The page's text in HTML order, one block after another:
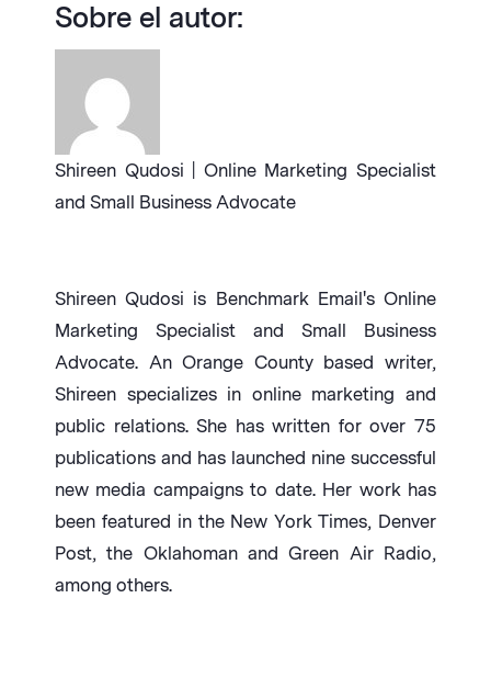
Sobre el autor:
Shireen Qudosi | Online Marketing Specialist
and Small Business Advocate
Shireen Qudosi is Benchmark Email's Online
Marketing Specialist and Small Business
Advocate. An Orange County based writer,
Shireen specializes in online marketing and
public relations. She has written for over 75
publications and has launched nine successful
new media campaigns to date. Her work has
been featured in the New York Times, Denver
Post, the Oklahoman and Green Air Radio,
among others.